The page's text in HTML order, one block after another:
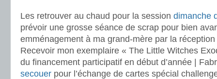
Les retrouver au chaud pour la session dimanche
prévoir une grosse séance de scrap pour bien
emménagement à ma grand-mère par la réception
Recevoir mon exemplaire « The Little Witches
du financement participatif en début d’année |
secouer pour l’échange de cartes spécial